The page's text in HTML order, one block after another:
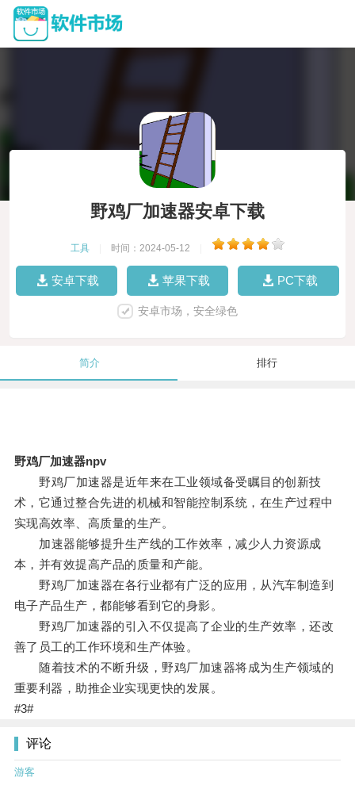
野鸡厂加速器安卓下载
工具 时间：2024-05-12
安卓下载 苹果下载 PC下载
安卓市场，安全绿色
简介 排行
野鸡厂加速器npv
野鸡厂加速器是近年来在工业领域备受瞩目的创新技
术，它通过整合先进的机械和智能控制系统，在生产过程中
实现高效率、高质量的生产。
加速器能够提升生产线的工作效率，减少人力资源成
本，并有效提高产品的质量和产能。
野鸡厂加速器在各行业都有广泛的应用，从汽车制造到
电子产品生产，都能够看到它的身影。
野鸡厂加速器的引入不仅提高了企业的生产效率，还改
善了员工的工作环境和生产体验。
随着技术的不断升级，野鸡厂加速器将成为生产领域的
重要利器，助推企业实现更快的发展。
#3#
评论
游客